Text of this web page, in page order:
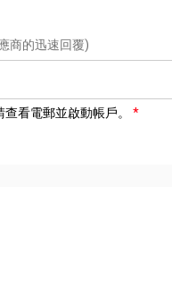
商的迅速回覆)
看電郵並啟動帳戶。